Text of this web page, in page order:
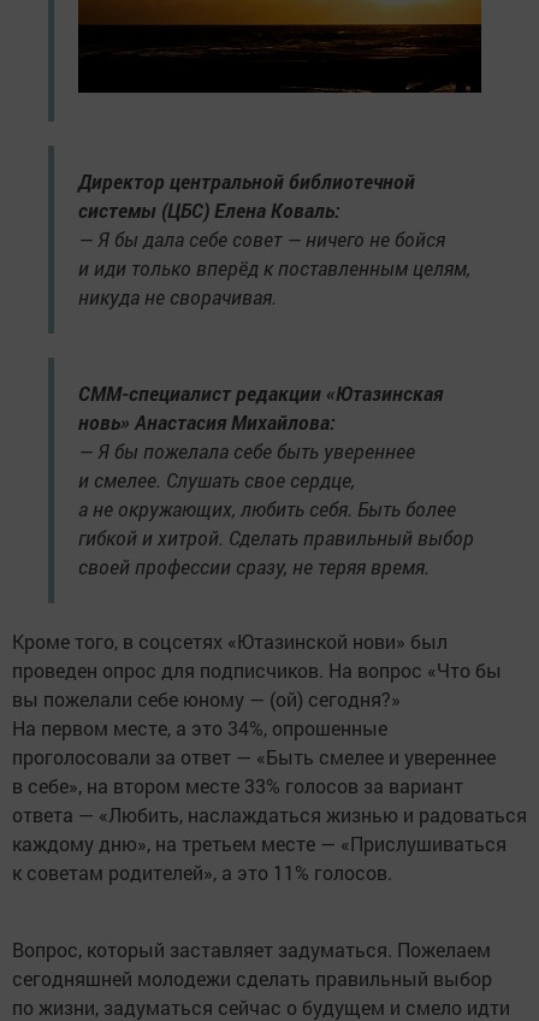
Директор центральной библиотечной
системы (ЦБС) Елена Коваль:
— Я бы дала себе совет — ничего не бойся
и иди только вперёд к поставленным целям,
никуда не сворачивая.
СММ-специалист редакции «Ютазинская
новь» Анастасия Михайлова:
— Я бы пожелала себе быть увереннее
и смелее. Слушать свое сердце,
а не окружающих, любить себя. Быть более
гибкой и хитрой. Сделать правильный выбор
своей профессии сразу, не теряя время.
Кроме того, в соцсетях «Ютазинской нови» был
проведен опрос для подписчиков. На вопрос «Что бы
вы пожелали себе юному — (ой) сегодня?»
На первом месте, а это 34%, опрошенные
проголосовали за ответ — «Быть смелее и увереннее
в себе», на втором месте 33% голосов за вариант
ответа — «Любить, наслаждаться жизнью и радоваться
каждому дню», на третьем месте — «Прислушиваться
к советам родителей», а это 11% голосов.
Вопрос, который заставляет задуматься. Пожелаем
сегодняшней молодежи сделать правильный выбор
по жизни, задуматься сейчас о будущем и смело идти